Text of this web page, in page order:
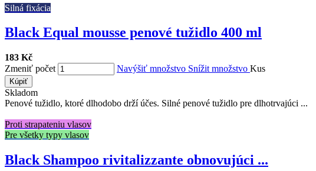
Silná fixácia
Black Equal mousse penové tužidlo 400 ml
183 Kč
Zmeniť počet
Navýšiť množstvo Snížit množstvo Kus
Kúpiť
Skladom
Penové tužidlo, ktoré dlhodobo drží účes. Silné penové tužidlo pre dlhotrvajúci ...
Proti strapateniu vlasov
Pre všetky typy vlasov
Black Shampoo rivitalizzante obnovujúci ...